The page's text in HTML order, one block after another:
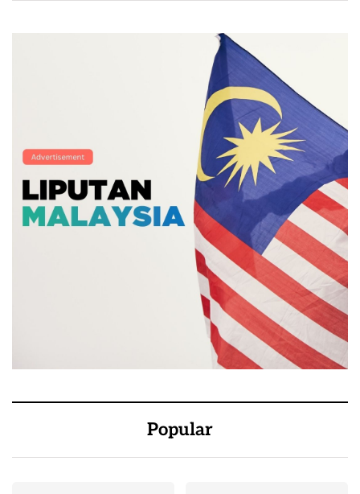
Popular